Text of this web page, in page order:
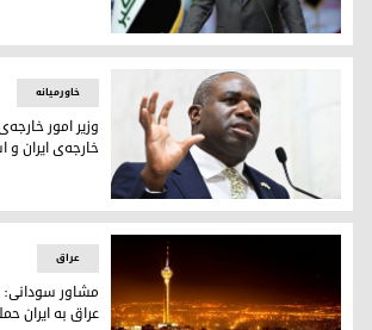
باسم العوادی، سخنگوی دولت عراق
دیوید لمی، وزیر خارجه‌ی بریتانیا
خاورمیانه
وزیر امور
خارجه‌ی ایران و
عراق
مشاور سودانی:
عراق به ایران